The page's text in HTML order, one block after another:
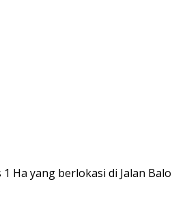
yang berlokasi di Jalan